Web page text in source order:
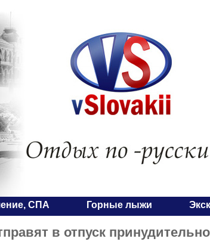
СПА Горные лыжи
в отпуск принудительно